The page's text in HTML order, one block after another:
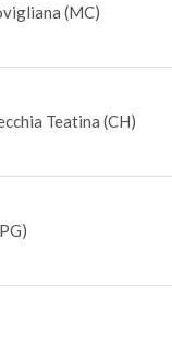
(MC)
Teatina (CH)